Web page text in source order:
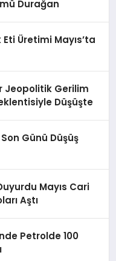
Durağan
Üretimi Mayıs’ta
Jeopolitik Gerilim
Düşüşte
Günü Düşüş
Mayıs Cari
Aştı
Petrolde 100